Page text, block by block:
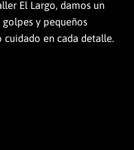
El Largo, damos un
y pequeños
en cada detalle.